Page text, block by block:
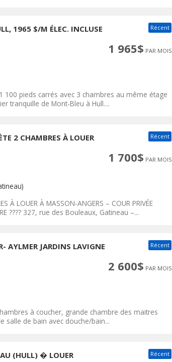
1965 $/M ÉLEC. INCLUSE Récent
1 965$ PAR MOIS
100 pieds carrés avec 3 chambres au même étage
tranquille de Mont-Bleu à Hull....
2 CHAMBRES À LOUER Récent
1 700$ PAR MOIS
À LOUER À MASSON-ANGERS – COUR PRIVÉE
???? 327, rue des Bouleaux, Gatineau –...
AYLMER JARDINS LAVIGNE Récent
2 600$ PAR MOIS
à coucher, grande chambre des maitres
salle de bain avec douche/bain...
(HULL) � LOUER Récent